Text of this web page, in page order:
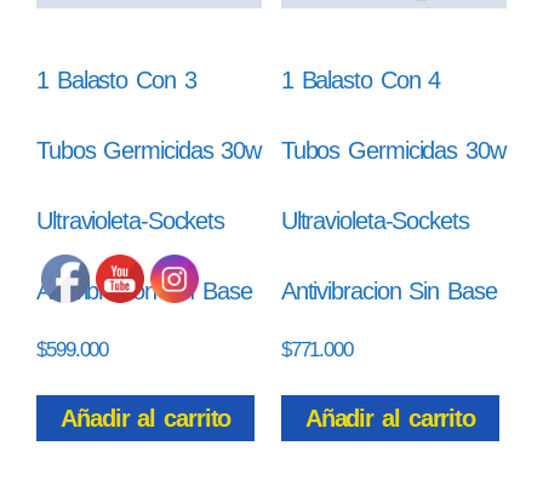
1 Balasto Con 3
Tubos Germicidas 30w
Ultravioleta-Sockets
Antivibracion Sin Base
$599.000
Añadir al carrito
1 Balasto Con 4
Tubos Germicidas 30w
Ultravioleta-Sockets
Antivibracion Sin Base
$771.000
Añadir al carrito